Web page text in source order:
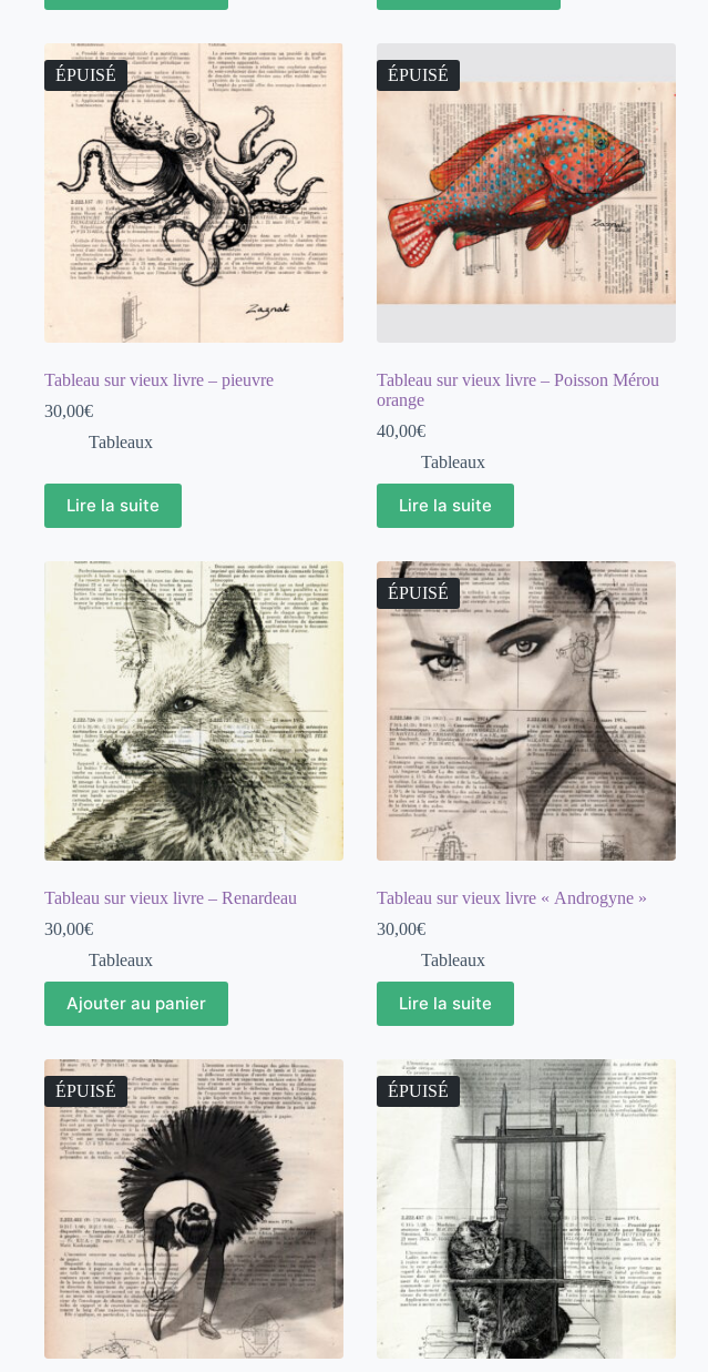
ÉPUISÉ
Tableau sur vieux livre – pieuvre
30,00€
Tableaux
Lire la suite
ÉPUISÉ
Tableau sur vieux livre – Poisson Mérou
orange
40,00€
Tableaux
Lire la suite
Tableau sur vieux livre – Renardeau
30,00€
Tableaux
Ajouter au panier
ÉPUISÉ
Tableau sur vieux livre « Androgyne »
30,00€
Tableaux
Lire la suite
ÉPUISÉ ÉPUISÉ